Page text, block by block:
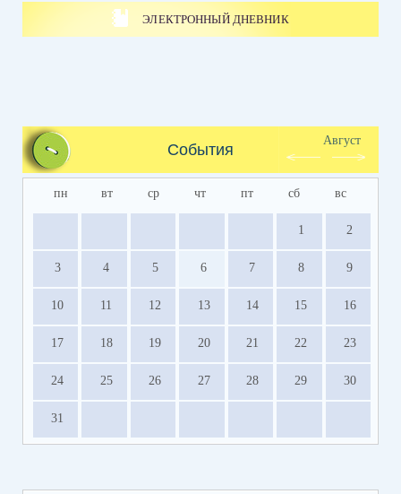
ЭЛЕКТРОННЫЙ ДНЕВНИК
События
Август
пн вт ср чт пт сб вс
1 2
3 4 5 6 7 8 9
10 11 12 13 14 15 16
17 18 19 20 21 22 23
24 25 26 27 28 29 30
31